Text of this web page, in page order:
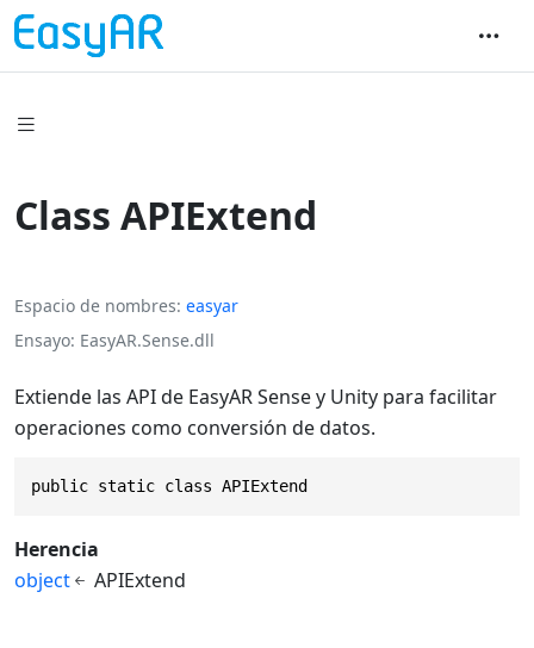
Class APIExtend
Espacio de nombres easyar
Ensayo EasyAR.Sense.dll
Extiende las API de EasyAR Sense y Unity para facilitar
operaciones como conversión de datos.
public static class APIExtend
Herencia
object
APIExtend